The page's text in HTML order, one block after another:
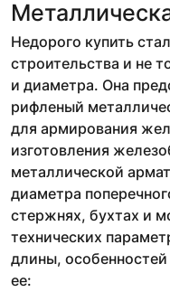
Недорого купить
строительства и не
и диаметра. Она
рифленый
для армирования
изготовления
металлической
диаметра
стержнях, бухтах и
технических
длины,
ее: